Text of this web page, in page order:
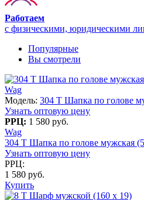
Работаем
с физическими, юридическими
Популярные
Вы смотрели
Wag
Модель: 304 T Шапка по голове
Узнать оптовую цену
РРЦ: 1 580 руб.
Wag
304 T Шапка по голове мужская
Узнать оптовую цену
РРЦ:
1 580 руб.
Купить